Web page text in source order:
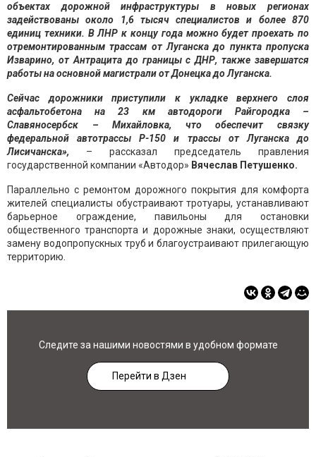
объектах дорожной инфраструктуры в новых регионах
задействованы около 1,6 тысяч специалистов и более 870
единиц техники. В ЛНР к концу года можно будет проехать по
отремонтированным трассам от Луганска до пункта пропуска
Изварино, от Антрацита до границы с ДНР, также завершатся
работы на основной магистрали от Донецка до Луганска.
Сейчас дорожники приступили к укладке верхнего слоя
асфальтобетона на 23 км автодороги Райгородка –
Славяносербск – Михайловка, что обеспечит связку
федеральной автотрассы Р-150 и трассы от Луганска до
Лисичанска», – рассказал председатель правления
государственной компании «Автодор» Вячеслав Петушенко.
Параллельно с ремонтом дорожного покрытия для комфорта
жителей специалисты обустраивают тротуары, устанавливают
барьерное ограждение, павильоны для остановки
общественного транспорта и дорожные знаки, осуществляют
замену водопропускных труб и благоустраивают прилегающую
территорию.
Следите за нашими новостями в удобном формате
Перейти в Дзен